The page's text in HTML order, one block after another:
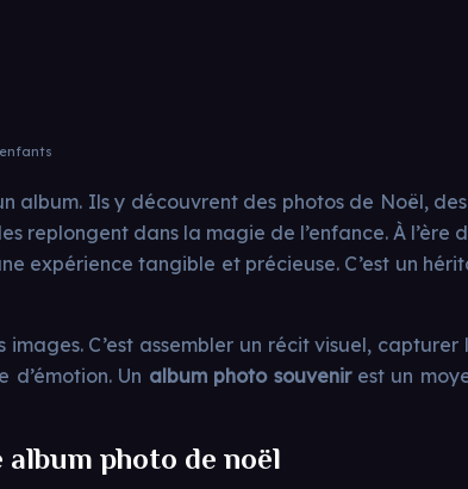
Ils y découvrent des photos de Noël,
dans la magie de l’enfance. À l’ère
expérience tangible et précieuse. C’est un
images. C’est assembler un récit visuel,
Un album photo souvenir est un
photo de noël